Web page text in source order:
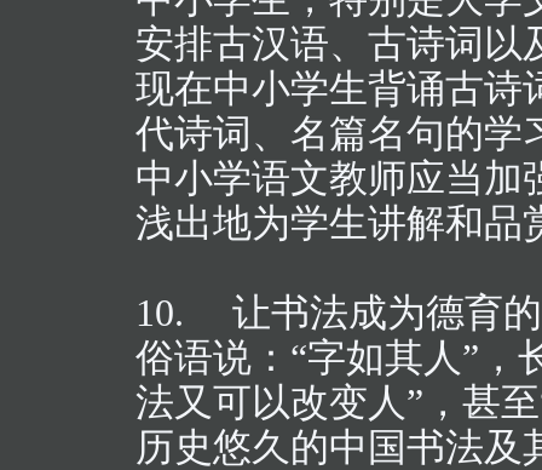
安排古汉语、古诗词以
现在中小学生背诵古诗
代诗词、名篇名句的学
中小学语文教师应当加
浅出地为学生讲解和品
10. 让书法成为德育
俗语说：“字如其人”，
法又可以改变人”，甚
历史悠久的中国书法及